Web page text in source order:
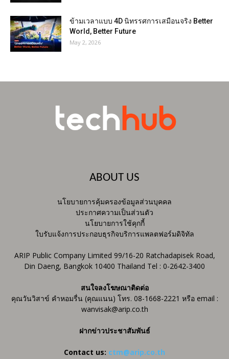
ข้ามเวลาแบบ 4D นิทรรศการเสมือนจริง Better
World, Better Future
May 2, 2026
ABOUT US
นโยบายการคุ้มครองข้อมูลส่วนบุคคล
ประกาศความเป็นส่วนตัว
นโยบายการใช้คุกกี้
ใบรับแจ้งการประกอบธุรกิจบริการแพลตฟอร์มดิจิทัล
ARIP Public Company Limited 99/16-20 Ratchadapisek Road,
Din Daeng, Bangkok 10400 Thailand Tel : 0-2642-3400
สนใจลงโฆษณาติดต่อ
คุณวันวิสาข์ คำหอมรื่น (คุณแนน) โทร. 08-1668-2221 หรือ email :
wanvisak@arip.co.th
ฝากข่าวประชาสัมพันธ์
Contact us: ctm@arip.co.th